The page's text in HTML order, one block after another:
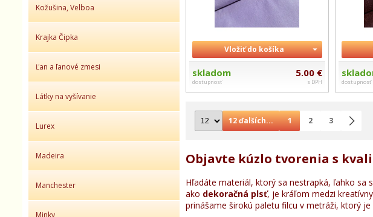
Kožušina, Velboa
Krajka Čipka
Ľan a ľanové zmesi
Látky na vyšívanie
Lurex
Madeira
Manchester
Minky
Vložiť do košíka
skladom
dostupnosť
5.00 €
s DPH dostupnosť
12 ďalších... 1 2 3
Objavte kúzlo tvorenia s
Hľadáte materiál, ktorý sa nestrapká, ľahko sa
ako dekoračná plsť, je kráľom medzi
prinášame širokú paletu filcu v metráži, ktorý